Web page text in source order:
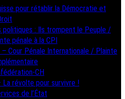
pour rétablir la Démocratie et
politiques : Ils trompent le Peuple /
pénale à la CPI
– Cour Pénale Internationale / Plainte
CH
La révolte pour survivre !
de l’État